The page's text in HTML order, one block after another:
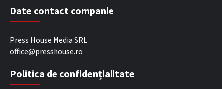
Date contact companie
Press House Media SRL
office@presshouse.ro
Politica de confidențialitate